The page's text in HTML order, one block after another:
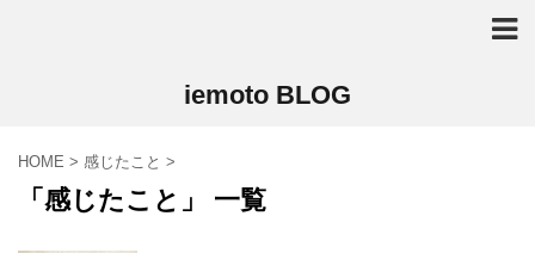
iemoto BLOG
HOME > 感じたこと >
「感じたこと」 一覧